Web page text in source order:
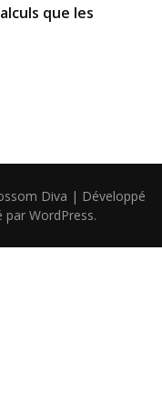
que les
Diva | Développé
par WordPress.